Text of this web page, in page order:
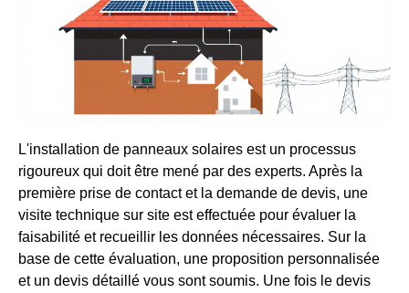
L'installation de panneaux solaires est un processus
rigoureux qui doit être mené par des experts. Après la
première prise de contact et la demande de devis, une
visite technique sur site est effectuée pour évaluer la
faisabilité et recueillir les données nécessaires. Sur la
base de cette évaluation, une proposition personnalisée
et un devis détaillé vous sont soumis. Une fois le devis